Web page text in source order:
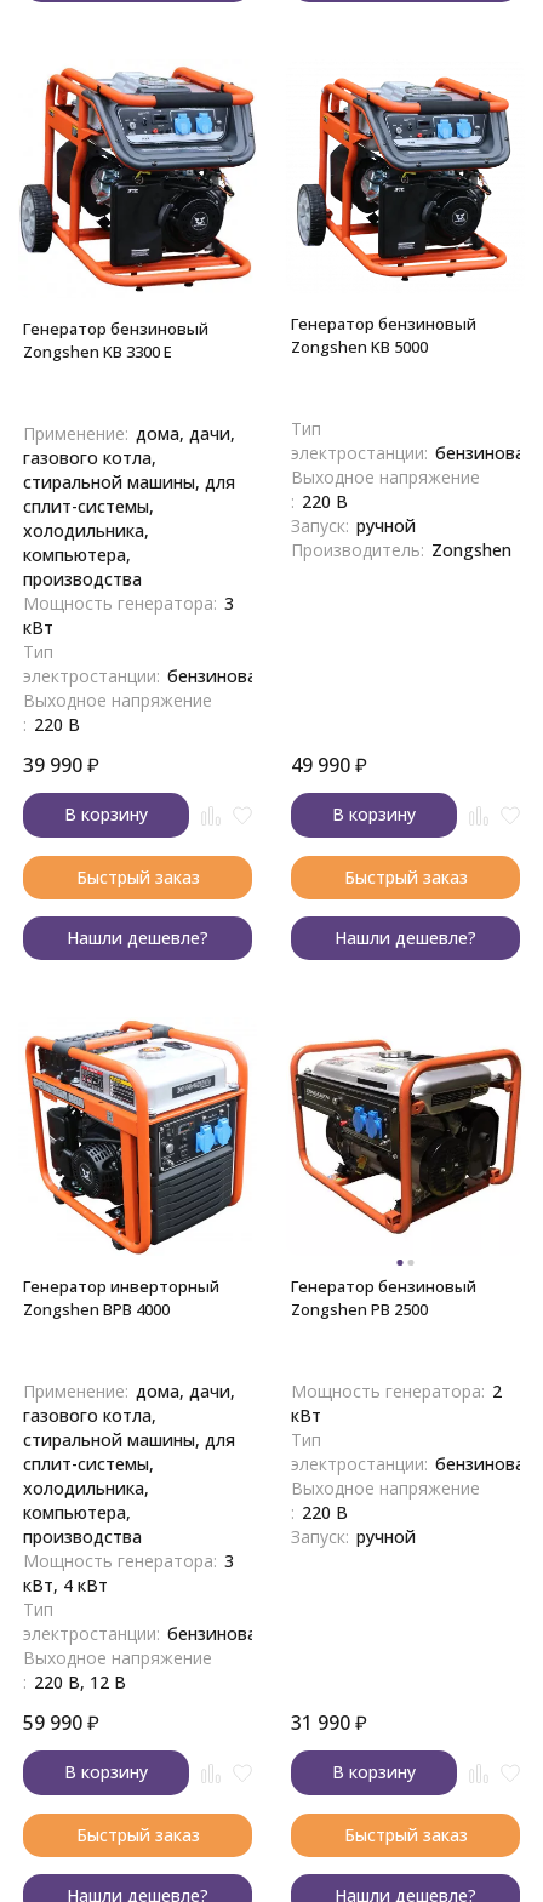
Генератор бензиновый
Zongshen KB 3300 E
Применение: дома, дачи,
газового котла,
стиральной машины, для
сплит-системы,
холодильника,
компьютера,
производства
Мощность генератора: 3
кВт
Тип
электростанции: бензиновая
Выходное напряжение
: 220 В
39 990₽
В корзину
Быстрый заказ
Нашли дешевле?
Генератор бензиновый
Zongshen KB 5000
Тип
электростанции: бензиновая
Выходное напряжение
: 220 В
Запуск: ручной
Производитель: Zongshen
49 990₽
В корзину
Быстрый заказ
Нашли дешевле?
Генератор инверторный
Zongshen BPB 4000
Применение: дома, дачи,
газового котла,
стиральной машины, для
сплит-системы,
холодильника,
компьютера,
производства
Мощность генератора: 3
кВт, 4 кВт
Тип
электростанции: бензиновая
Выходное напряжение
: 220 В, 12 В
59 990₽
В корзину
Быстрый заказ
Нашли дешевле?
Генератор бензиновый
Zongshen PB 2500
Мощность генератора: 2
кВт
Тип
электростанции: бензиновая
Выходное напряжение
: 220 В
Запуск: ручной
31 990₽
В корзину
Быстрый заказ
Нашли дешевле?